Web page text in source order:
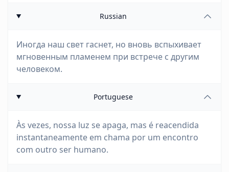
Russian
Иногда наш свет гаснет, но вновь вспыхивает
мгновенным пламенем при встрече с другим
человеком.
Portuguese
Às vezes, nossa luz se apaga, mas é reacendida
instantaneamente em chama por um encontro
com outro ser humano.